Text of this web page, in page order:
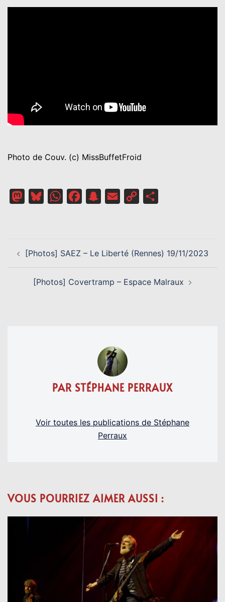
Photo de Couv. (c) MissBuffetFroid
MastodonBlueskyWhatsAppFacebookSnapchat
Email
Copy
D’ARTICLE
[Photos] SAEZ – Le Liberté (Rennes) 19/11/2023
[Photos] Covertramp – Espace Malraux
PAR STÉPHANE PERRAUX
Voir toutes les publications de Stéphane
Perraux
VOUS POURRIEZ AIMER AUSSI :